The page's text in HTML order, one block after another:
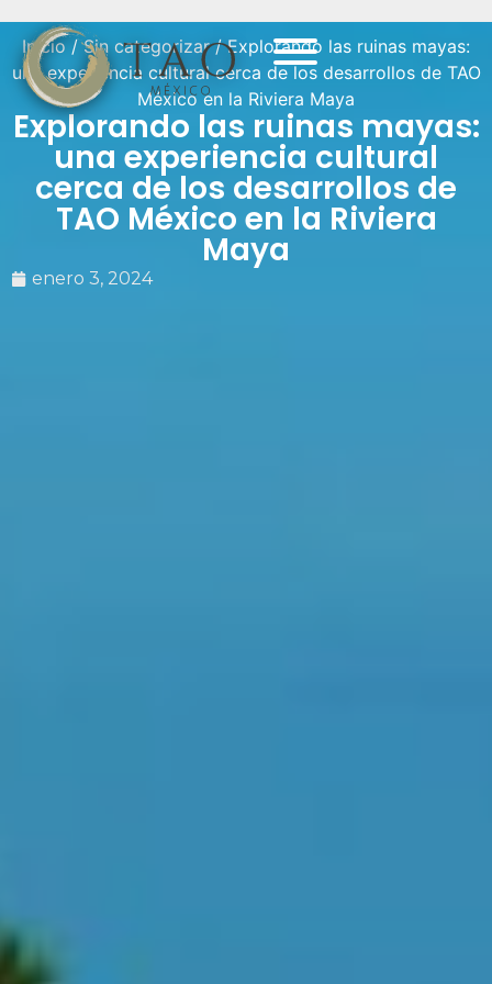
Inicio /Sin categorizar/ Explorando las ruinas mayas:
una experiencia cultural cerca de los desarrollos de TAO
México en la Riviera Maya
Explorando las ruinas mayas:
una experiencia cultural
cerca de los desarrollos de
TAO México en la Riviera
Maya
enero 3, 2024